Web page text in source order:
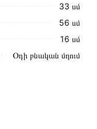
33 սմ
56 սմ
16 սմ
Օդի բնական մղում